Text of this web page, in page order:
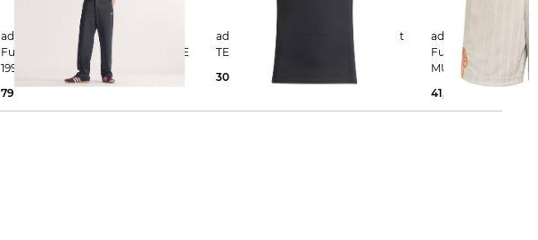
adidas Performance | Herren
Fußballtrikot JAPAN RETRO HOME
1993
79,99 €
adidas Performance | Herren Shirt
TECHFIT
30,00 €
35,00 €
adidas Performance |
Fußballshorts FC
MÜNCHEN
41,99 €